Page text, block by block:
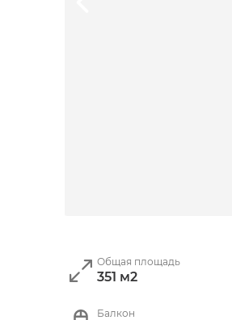
Общая площадь
351 м2
Балкон